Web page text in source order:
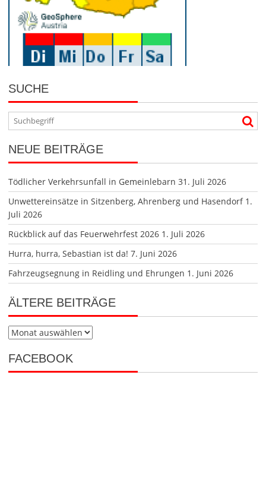
SUCHE
NEUE BEITRÄGE
Tödlicher Verkehrsunfall in Gemeinlebarn 31. Juli 2026
Unwettereinsätze in Sitzenberg, Ahrenberg und Hasendorf 1.
Juli 2026
Rückblick auf das Feuerwehrfest 2026 1. Juli 2026
Hurra, hurra, Sebastian ist da! 7. Juni 2026
Fahrzeugsegnung in Reidling und Ehrungen 1. Juni 2026
ÄLTERE BEITRÄGE
Ältere
FACEBOOK